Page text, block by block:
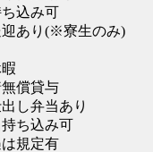
込み可
あり(※寮生のみ)
償貸与
し弁当あり
ち込み可
規定有